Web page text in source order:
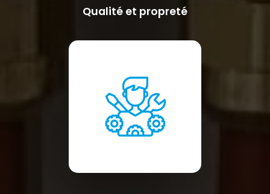
Qualité et propreté